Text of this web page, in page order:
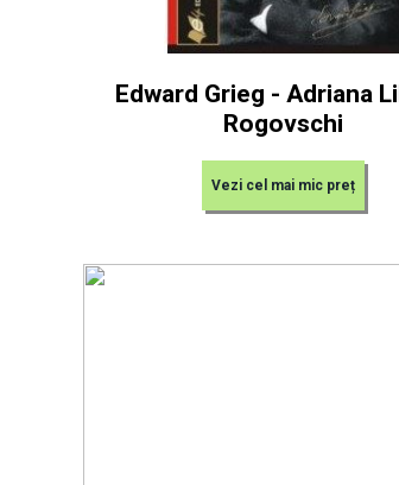
Edward Grieg - Adriana
Rogovschi
Vezi cel mai mic preț